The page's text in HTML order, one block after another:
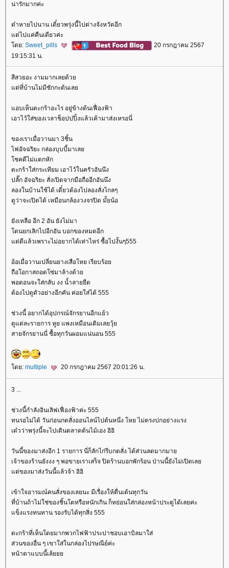
น่ารักมากค่ะ
ต๋าหายไปนาน เดี๋ยวพรุ่งนี้ไปต่างจังหวัดอีก
ต่ไปแค่คืนเดียวค่ะ
ดย: Sweet_pills
20 กรกฎาคม 2567
19:15:31 น.
สีสวยอะ งามมากเลยด้ว
ต่ที่บ้านไม่มีซักกะต้นเล
อบเห็นตะกร้าอะไร อยู่ข้างต้นเฟื่องฟ้า
เอาไว้ใส่ของเวลาช็อปปปิ้งแล้วเค้ามาส่งเหรอนี่
ของเราเมื่อวานมา 3ชิ้น
ไฟอัจฉริยะ กล่องบุบบี้มาเล
ชคดีไม่แตกหัก
ตะกร้าใส่กระเทียม เอาไว้ในครัวอันนึง
ปลั๊ก อัจฉริยะ สั่งเปิดจากมือถืออีกอันนึง
ลองในบ้านใช้ได้ เดี๋ยวต้องไปลองสั่งไกลๆ
ดูว่าจะเปิดได้ เหมือนกล้องวงจรปิด มั้ยน้อ
ังเหลือ อีก 2 อัน ยังไม่มา
ดนยกเลิกไปอีกอัน บอกของหมดอีก
ต่ดีแล้วเพราะไม่อยากได้เท่าไหร่ ซื้อไปงั้นๆ555
อ้อเมื่อวานเปลี่ยนยางเสือโหย เรียบร้อ
ถือโอกาสถอดโซ่มาล้างด้ว
พอตอนจะใส่กลับ งง น้ำลายยืด
ต้องไปดูตัวอย่างอีกคัน ค่อยใส่ได้ 555
ช่วงนี้ อยากได้อุปกรณ์จักรยานอีกแย้ว
ดูแต่ละรายการ หูย แพงเหมือนเดิมเลยวุ้
สายจักรยานนี่ ซื้อทุกวันผอมแน่นอน 555
ดย: multiple 20 กรกฎาคม 2567 20:01:26 น.
3 ...
ช่วงนี้กำลังอินเลิฟเฟื่องฟ้าค่ะ 555
ทนรอไม่ได้ วันก่อนกดสั่งออนไลน์ไปต้นหนึ่ง โหย ไม่ตรงปกอย่างแรง
เด๋วว่าพรุ่งนี้จะไปเดินตลาดต้นไม้เอง อิอิ
วันนี้ของมาส่งอีก 1 รายการ นี่ก็ลักไก่รีบกดสั่ง ได้ส่วนลดมากมา
เจ้าของร้านยังงง ๆ พอขายเราเสร็จ ปิดร้านบอกพักร้อน ป่านนี้ยังไม่เปิดเล
ต่ของมาส่งวันนี้แล้วจ้า อิอิ
เข้าใจอารมณ์คนสั่งของเลยนะ มีเรื่องให้ตื่นเต้นทุกวัน
ที่บ้านถ้าไม่ใช่ของชิ้นโตหรือหนักเกิน ก็หย่อนใส่กล่องหน้าประตูได้เลยค่ะ
ข็งแรงทนทาน รองรับได้ทุกสิ่ง 555
ตะกร้าที่เห็นโดยมากพวกไฟฟ้าประปาชอบเอาบิลมาใส่
ส่วนของอื่น ๆ เขาใส่ในกล่องไปรษณีย์ค่ะ
หน้าตาแบบนี้เล้